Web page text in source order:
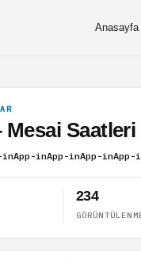
Anasayfa
Mesai
inApp-inApp-inApp-
234